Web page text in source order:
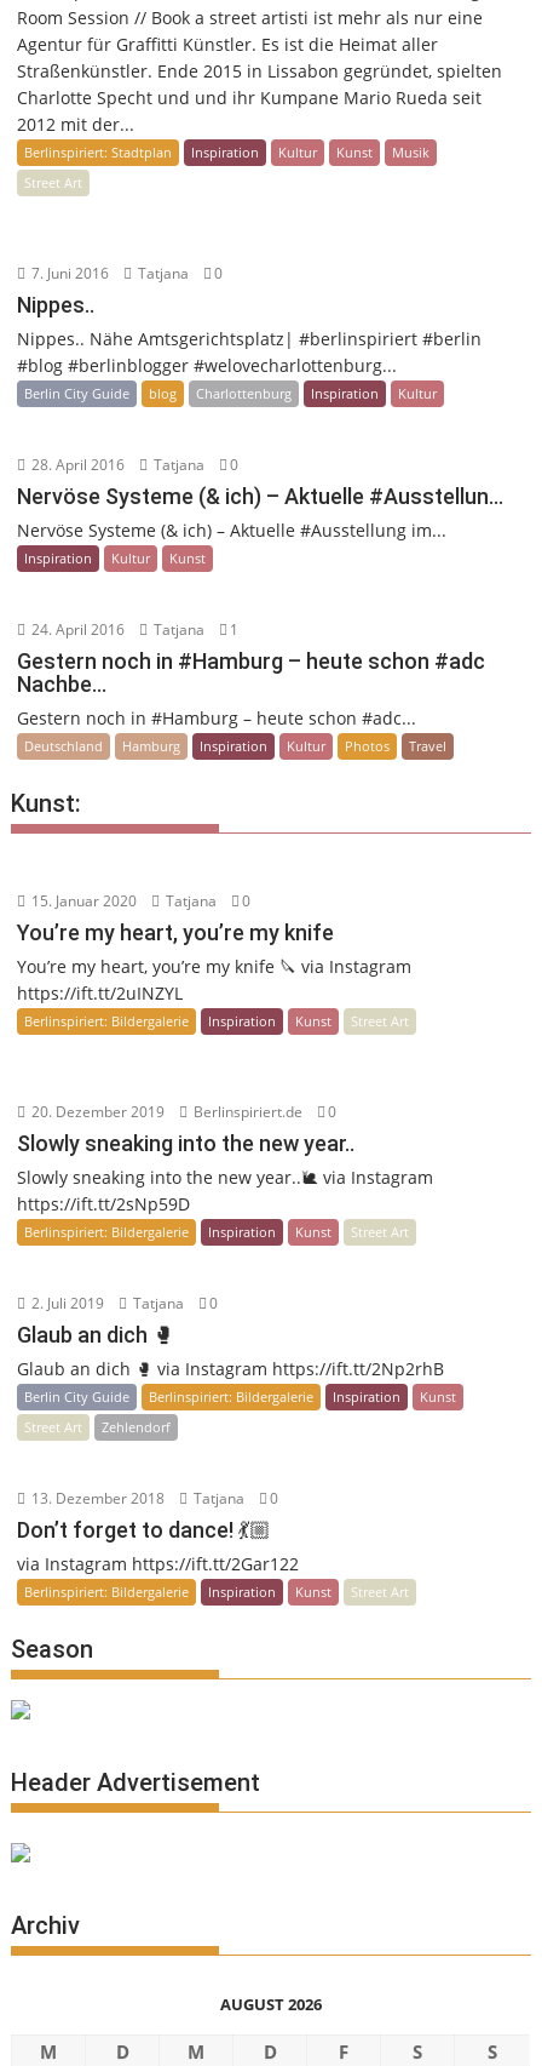
Room Session // Book a street artisti ist mehr als nur eine
Agentur für Graffitti Künstler. Es ist die Heimat aller
Straßenkünstler. Ende 2015 in Lissabon gegründet, spielten
Charlotte Specht und und ihr Kumpane Mario Rueda seit
2012 mit der...
Berlinspiriert: Stadtplan Inspiration Kultur Kunst
Musik
Street Art
7. Juni 2016 Tatjana 0
Nippes..
Nippes.. Nähe Amtsgerichtsplatz| #berlinspiriert #berlin
#blog #berlinblogger #welovecharlottenburg...
Berlin City Guide blog Charlottenburg Inspiration Kultur
28. April 2016 Tatjana 0
Nervöse Systeme (& ich) – Aktuelle #Ausstellun…
Nervöse Systeme (& ich) – Aktuelle #Ausstellung im...
Inspiration Kultur Kunst
24. April 2016 Tatjana 1
Gestern noch in #Hamburg – heute schon #adc
Nachbe…
Gestern noch in #Hamburg – heute schon #adc...
Deutschland Hamburg Inspiration Kultur Photos Travel
Kunst:
15. Januar 2020 Tatjana 0
You’re my heart, you’re my knife
You’re my heart, you’re my knife 🔪 via Instagram
https://ift.tt/2uINZYL
Berlinspiriert: Bildergalerie Inspiration Kunst Street Art
20. Dezember 2019 Berlinspiriert.de 0
Slowly sneaking into the new year..
Slowly sneaking into the new year..🐌 via Instagram
https://ift.tt/2sNp59D
Berlinspiriert: Bildergalerie Inspiration Kunst Street Art
2. Juli 2019 Tatjana 0
Glaub an dich 🥊
Glaub an dich 🥊 via Instagram https://ift.tt/2Np2rhB
Berlin City Guide Berlinspiriert: Bildergalerie Inspiration
Kunst
Street Art
Zehlendorf
13. Dezember 2018 Tatjana 0
Don’t forget to dance! 💃🏼
via Instagram https://ift.tt/2Gar122
Berlinspiriert: Bildergalerie Inspiration Kunst Street Art
Season
Header Advertisement
Archiv
AUGUST 2026
M D M D F S
S